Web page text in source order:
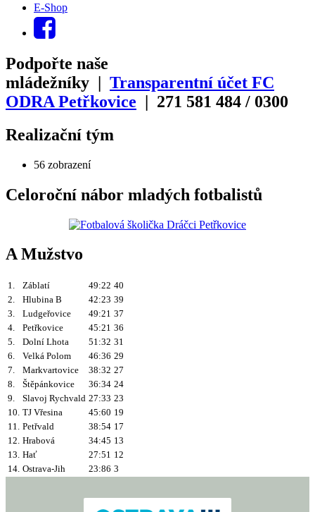
E-Shop
Podpořte naše
mládežníky | Transparentní účet FC
ODRA Petřkovice | 271 581 484 / 0300
Realizační tým
56 zobrazení
Celoroční nábor mladých fotbalistů
A Mužstvo
1. Záblatí 49:22 40
2.
Hlubina B 42:23 39
3.
Ludgeřovice 49:21 37
4.
Petřkovice 45:21 36
5.
Dolní Lhota 51:32 31
6.
Velká Polom 46:36 29
7.
Markvartovice 38:32 27
8.
Štěpánkovice 36:34 24
9.
Slavoj Rychvald 27:33 23
10. TJ Vřesina 45:60 19
11. Petřvald 38:54 17
12. Hrabová 34:45 13
13. Hať 27:51 12
14. Ostrava-Jih 23:86 3